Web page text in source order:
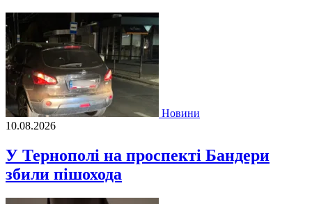
Новини
10.08.2026
У Тернополі на проспекті Бандери
збили пішохода